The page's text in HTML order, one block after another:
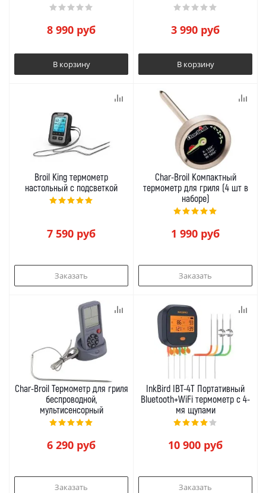
8 990 руб
В корзину
3 990 руб
В корзину
Broil King термометр
настольный с подсветкой
7 590 руб
Заказать
Char-Broil Компактный
термометр для гриля (4 шт в
наборе)
1 990 руб
Заказать
Char-Broil Термометр для гриля
беспроводной,
мультисенсорный
6 290 руб
Заказать
InkBird IBT-4T Портативный
Bluetooth+WiFi термометр с 4-
мя щупами
10 900 руб
Заказать